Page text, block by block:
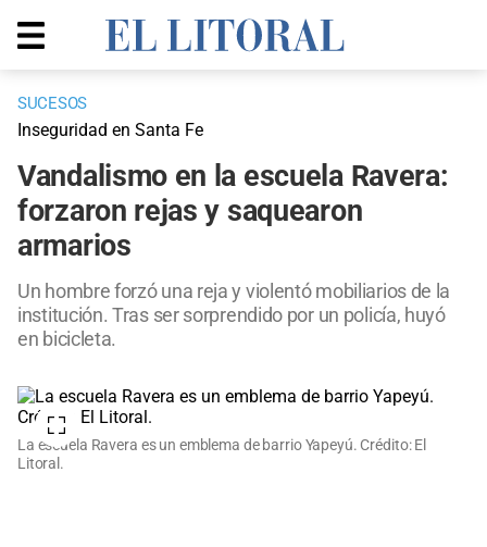
SUCESOS
Inseguridad en Santa Fe
Vandalismo en la escuela Ravera:
forzaron rejas y saquearon
armarios
Un hombre forzó una reja y violentó mobiliarios de la
institución. Tras ser sorprendido por un policía, huyó
en bicicleta.
La escuela Ravera es un emblema de barrio Yapeyú. Crédito: El
Litoral.